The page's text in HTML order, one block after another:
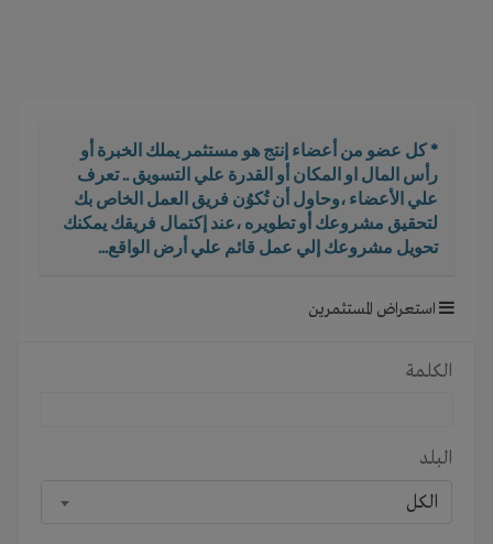
* كل عضو من أعضاء إنتج هو مستثمر يملك الخبرة أو
رأس المال او المكان أو القدرة علي التسويق .. تعرف
علي الأعضاء ،وحاول أن تُكوُن فريق العمل الخاص بك
لتحقيق مشروعك أو تطويره ،عند إكتمال فريقك يمكنك
تحويل مشروعك إلي عمل قائم علي أرض الواقع...
استعراض المستثمرين
الكلمة
البلد
الكل